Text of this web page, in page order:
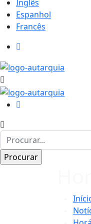
Inglês
Espanhol
Francês